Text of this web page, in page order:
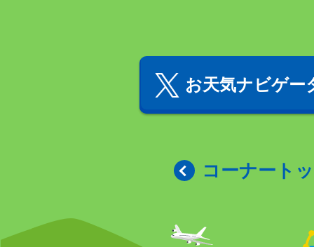
お天気ナビゲー
コーナート